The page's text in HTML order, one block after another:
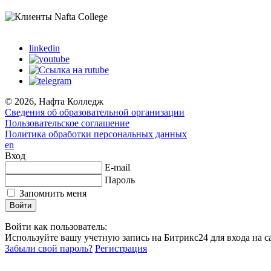
linkedin
© 2026, Нафта Колледж
Сведения об образовательной организации
Пользовательское соглашение
Политика обработки персональных данных
en
Вход
E-mail
Пароль
Запомнить меня
Войти как пользователь:
Используйте вашу учетную запись на Битрикс24 для входа на
Забыли свой пароль? Регистрация